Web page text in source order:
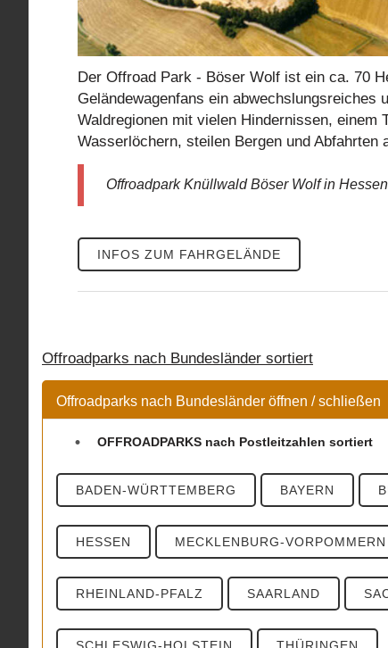
Der Offroad Park - Böser Wolf ist ein ca. 70
Geländewagenfans ein abwechslungsreiches
Waldregionen mit vielen Hindernissen, einem
Wasserlöchern, steilen Bergen und Abfahrten
Offroadpark Knüllwald Böser Wolf in
INFOS ZUM FAHRGELÄNDE
Offroadparks nach Bundesländer sortiert
Offroadparks nach Bundesländer öffnen / schließen
OFFROADPARKS nach Postleitzahlen sortiert
BADEN-WÜRTTEMBERG BAYERN
HESSEN MECKLENBURG-VORPOMMERN
RHEINLAND-PFALZ SAARLAND
SCHLESWIG-HOLSTEIN THÜRINGEN